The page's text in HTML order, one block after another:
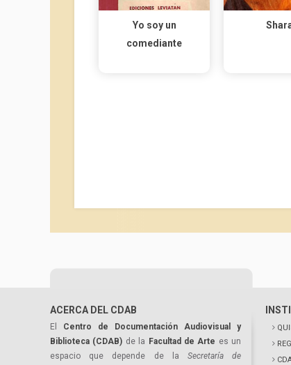
Yo soy un
comediante
ACERCA DEL CDAB
El Centro de Documentación Audiovisual y
Biblioteca (CDAB) de la Facultad de Arte es un
espacio que depende de la Secretaría de